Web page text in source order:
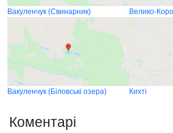
Вакуленчук (Свинарник) Велико-
Вакуленчук (Біловські озера) Кихті
Коментарі